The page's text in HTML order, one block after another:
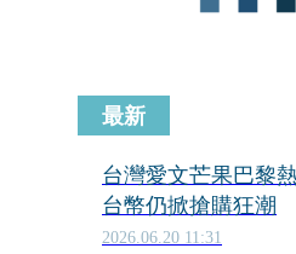
最新
台灣愛文芒果巴黎
台幣仍掀搶購狂潮
2026.06.20 11:31